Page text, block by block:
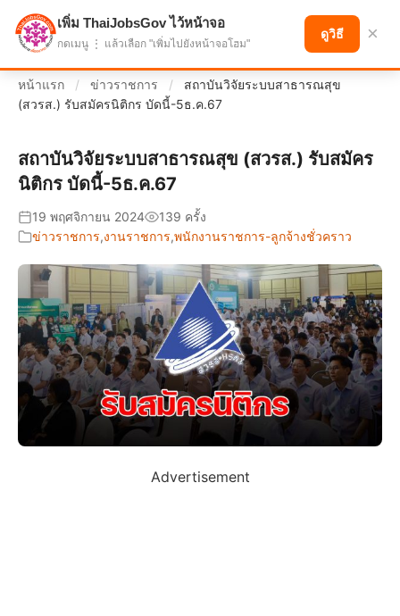
แบ่งปันโอกาส เพื่ออนาคตที่ก้าวหน้า
หน้าแรก / ข่าวราชการ /
สถาบันวิจัยระบบสาธารณสุข
(สวรส.) รับสมัครนิติกร บัดนี้-5ธ.ค.67
สถาบันวิจัยระบบสาธารณสุข (สวรส.) รับสมัคร
นิติกร บัดนี้-5ธ.ค.67
19 พฤศจิกายน 2024
139 ครั้ง
ข่าวราชการ,งานราชการ,พนักงานราชการ-ลูกจ้างชั่วคราว
Advertisement
เพิ่ม ThaiJobsGov ไว้หน้าจอ
กดเมนู ⋮ แล้วเลือก "เพิ่มไปยังหน้าจอโฮม"
ดูวิธี ×